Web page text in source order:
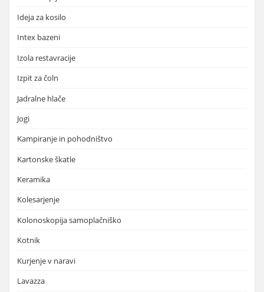
Ideja za kosilo
Intex bazeni
Izola restavracije
Izpit za čoln
Jadralne hlače
Jogi
Kampiranje in pohodništvo
Kartonske škatle
Keramika
Kolesarjenje
Kolonoskopija samoplačniško
Kotnik
Kurjenje v naravi
Lavazza